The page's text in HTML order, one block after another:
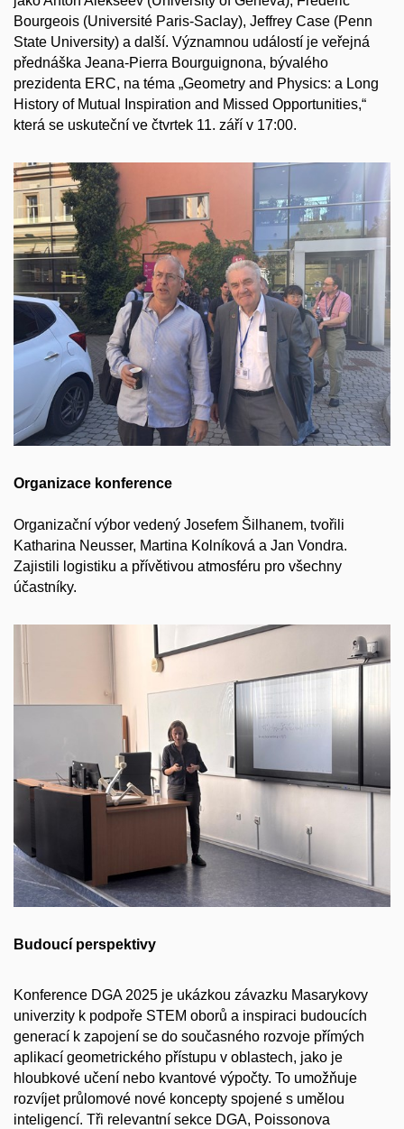
Bourgeois (Université Paris-Saclay), Jeffrey Case (Penn
State University) a další. Významnou událostí je veřejná
přednáška Jeana-Pierra Bourguignona, bývalého
prezidenta ERC, na téma „Geometry and Physics: a Long
History of Mutual Inspiration and Missed Opportunities,“
která se uskuteční ve čtvrtek 11. září v 17:00.
Organizace konference
Organizační výbor vedený Josefem Šilhanem, tvořili
Katharina Neusser, Martina Kolníková a Jan Vondra.
Zajistili logistiku a přívětivou atmosféru pro všechny
účastníky.
Budoucí perspektivy
Konference DGA 2025 je ukázkou závazku Masarykovy
univerzity k podpoře STEM oborů a inspiraci budoucích
generací k zapojení se do současného rozvoje přímých
aplikací geometrického přístupu v oblastech, jako je
hloubkové učení nebo kvantové výpočty. To umožňuje
rozvíjet průlomové nové koncepty spojené s umělou
inteligencí. Tři relevantní sekce DGA, Poissonova